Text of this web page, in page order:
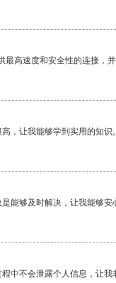
高速度和安全性的连接，
，让我能够学到实用的知识。
能够及时解决，让我能够安
中不会泄露个人信息，让我